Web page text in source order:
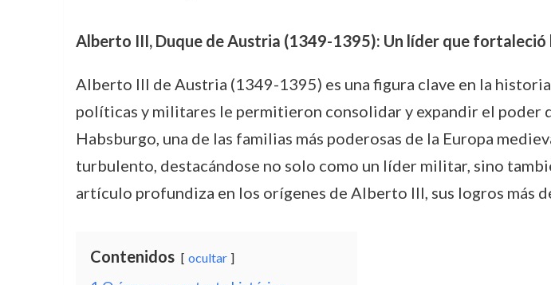
Alberto III, Duque de Austria (1349-1395): Un líder que fortaleció
Alberto III de Austria (1349-1395) es una figura clave en la
políticas y militares le permitieron consolidar y expandir el poder
Habsburgo, una de las familias más poderosas de la Europa
turbulento, destacándose no solo como un líder militar, sino
artículo profundiza en los orígenes de Alberto III, sus logros más
Contenidos ocultar